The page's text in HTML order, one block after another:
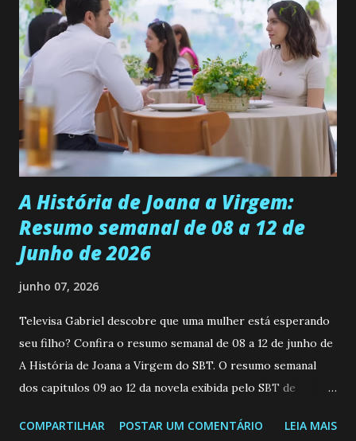
se aprimorar, trabalhando, estudando e se orgulhando de
ser a primeira mulher da família a ingressar na
universidade. Ela tem uma personalidade muito alegre, é
muito madura para a idade, determinada, criativa e
empática. Detesta injustiças e é uma ótima amiga. Pode ser
teimosa e muito persistente quando decide fazer algo.
Durante um exame ginecológico, ela é inseminada por eng...
A História de Joana a Virgem:
Resumo semanal de 08 a 12 de
Junho de 2026
junho 07, 2026
Televisa Gabriel descobre que uma mulher está esperando
seu filho? Confira o resumo semanal de 08 a 12 de junho de
A História de Joana a Virgem do SBT. O resumo semanal
dos capitulos 09 ao 12 da novela exibida pelo SBT de
a Programação Semanal do SBT de 08/06/26 a 14/06/26
COMPARTILHAR POSTAR UM COMENTÁRIO LEIA MAIS